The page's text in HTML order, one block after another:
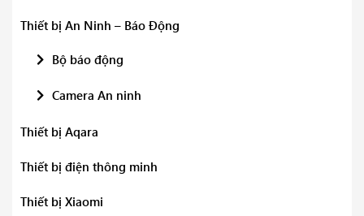
Thiết bị An Ninh – Báo Động
Bộ báo động
Camera An ninh
Thiết bị Aqara
Thiết bị điện thông minh
Thiết bị Xiaomi